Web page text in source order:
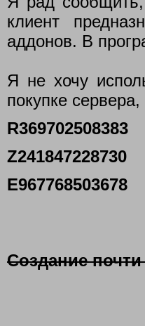
клиент
аддонов. В
Я не хочу
покупке
R369702508383
Z241847228730
E967768503678
Создание